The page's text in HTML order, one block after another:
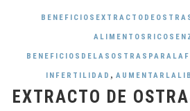
INFERTILIDAD ,
EXTRACTO DE